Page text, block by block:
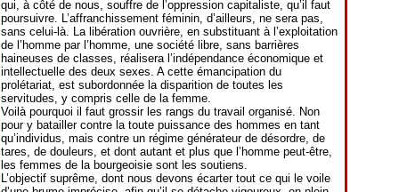
qui, à côté de nous, souffre de l’oppression capitaliste, qu’il faut
poursuivre. L’affranchissement féminin, d’ailleurs, ne sera pas,
sans celui-là. La libération ouvrière, en substituant à l’exploitation
de l’homme par l’homme, une société libre, sans barrières
haineuses de classes, réalisera l’indépendance économique et
intellectuelle des deux sexes. A cette émancipation du
prolétariat, est subordonnée la disparition de toutes les
servitudes, y compris celle de la femme.
Voilà pourquoi il faut grossir les rangs du travail organisé. Non
pour y batailler contre la toute puissance des hommes en tant
qu’individus, mais contre un régime générateur de désordre, de
tares, de douleurs, et dont autant et plus que l’homme peut-être,
les femmes de la bourgeoisie sont les soutiens.
L’objectif suprême, dont nous devons écarter tout ce qui le voile